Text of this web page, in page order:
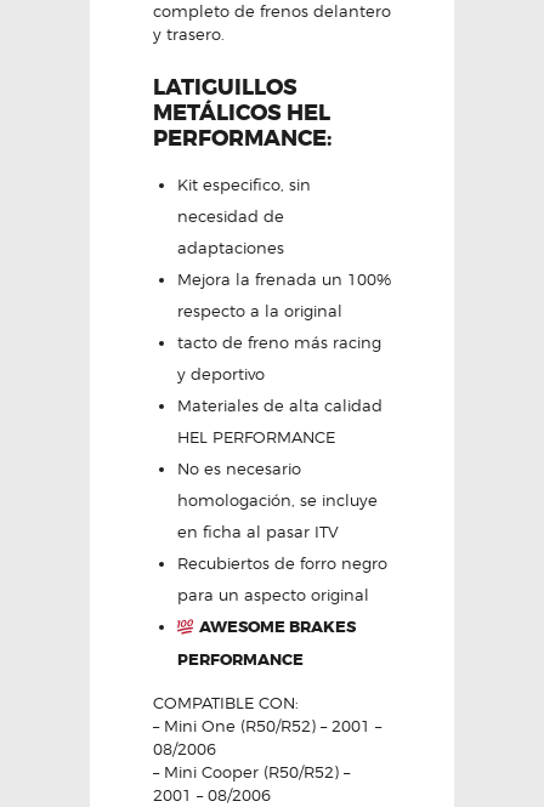
completo de frenos delantero
y trasero.
LATIGUILLOS
METÁLICOS HEL
PERFORMANCE:
Kit especifico, sin
necesidad de
adaptaciones
Mejora la frenada un 100%
respecto a la original
tacto de freno más racing
y deportivo
Materiales de alta calidad
HEL PERFORMANCE
No es necesario
homologación, se incluye
en ficha al pasar ITV
Recubiertos de forro negro
para un aspecto original
AWESOME BRAKES
PERFORMANCE
COMPATIBLE CON:
– Mini One (R50/R52) – 2001 –
08/2006
– Mini Cooper (R50/R52) –
2001 – 08/2006